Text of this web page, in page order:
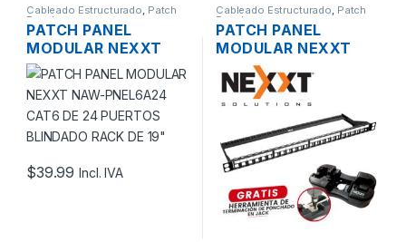
Cableado Estructurado, Patch
Panel
PATCH PANEL
MODULAR NEXXT
NAW-PNEL6A24
CAT6 DE 24
PUERTOS BLINDADO
RACK DE 19″
$39.99 Incl. IVA
Cableado Estructurado, Patch
Panel
PATCH PANEL
MODULAR NEXXT
PCGPPMO1U48HDBK
CAT6 HD DE 48
PUERTOS PARA RACK